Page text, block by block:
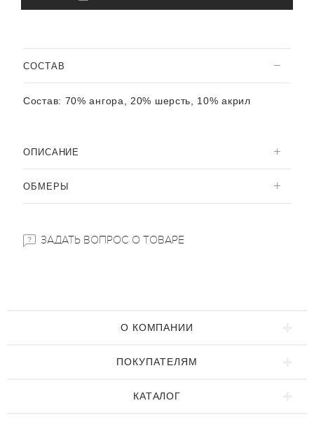
CОСТАВ
Состав: 70% ангора, 20% шерсть, 10% акрил
ОПИСАНИЕ
ОБМЕРЫ
ЗАДАТЬ ВОПРОС О ТОВАРЕ
О КОМПАНИИ
ПОКУПАТЕЛЯМ
КАТАЛОГ